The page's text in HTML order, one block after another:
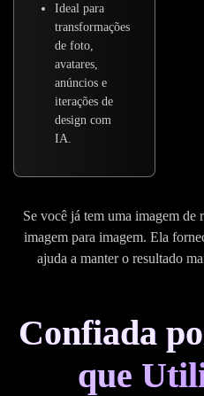
Ideal para
transformações
de foto,
avatares,
anúncios e
iterações de
design com
IA.
Se você já tem uma imagem
imagem para imagem. Ela
ajuda a manter o resultado
Confiada
que